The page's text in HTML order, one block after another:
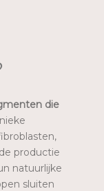
die
productie
natuurlijke
sluiten